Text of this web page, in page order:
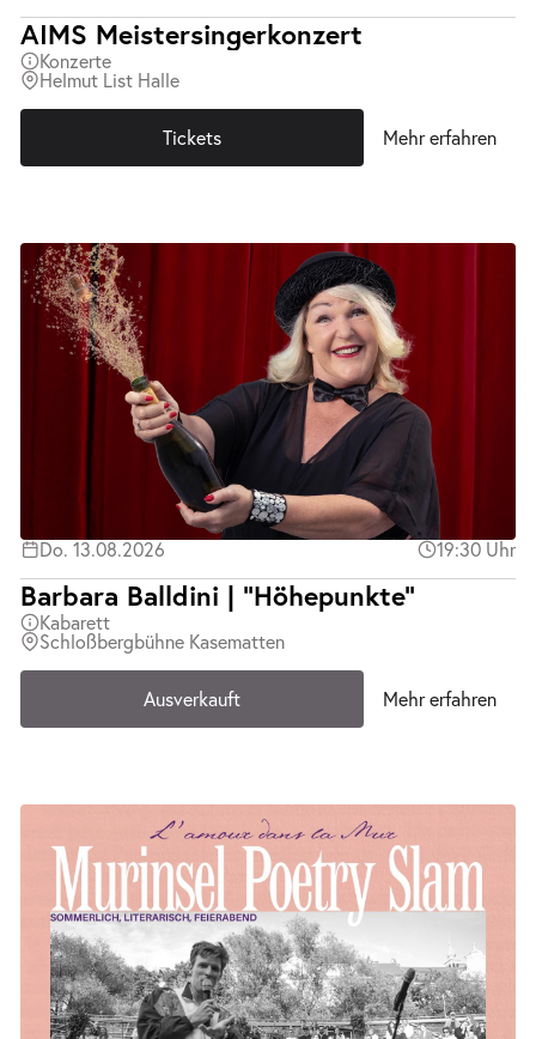
AIMS Meistersingerkonzert
Konzerte
Helmut List Halle
Tickets Mehr erfahren
Do. 13.08.2026 19:30 Uhr
Barbara Balldini | "Höhepunkte"
Kabarett
Schloßbergbühne Kasematten
Ausverkauft Mehr erfahren